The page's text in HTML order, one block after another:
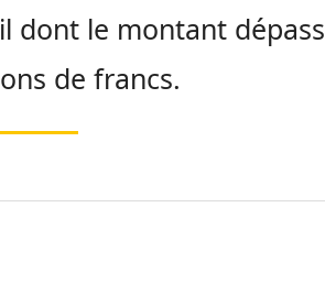
dont le montant
de francs.